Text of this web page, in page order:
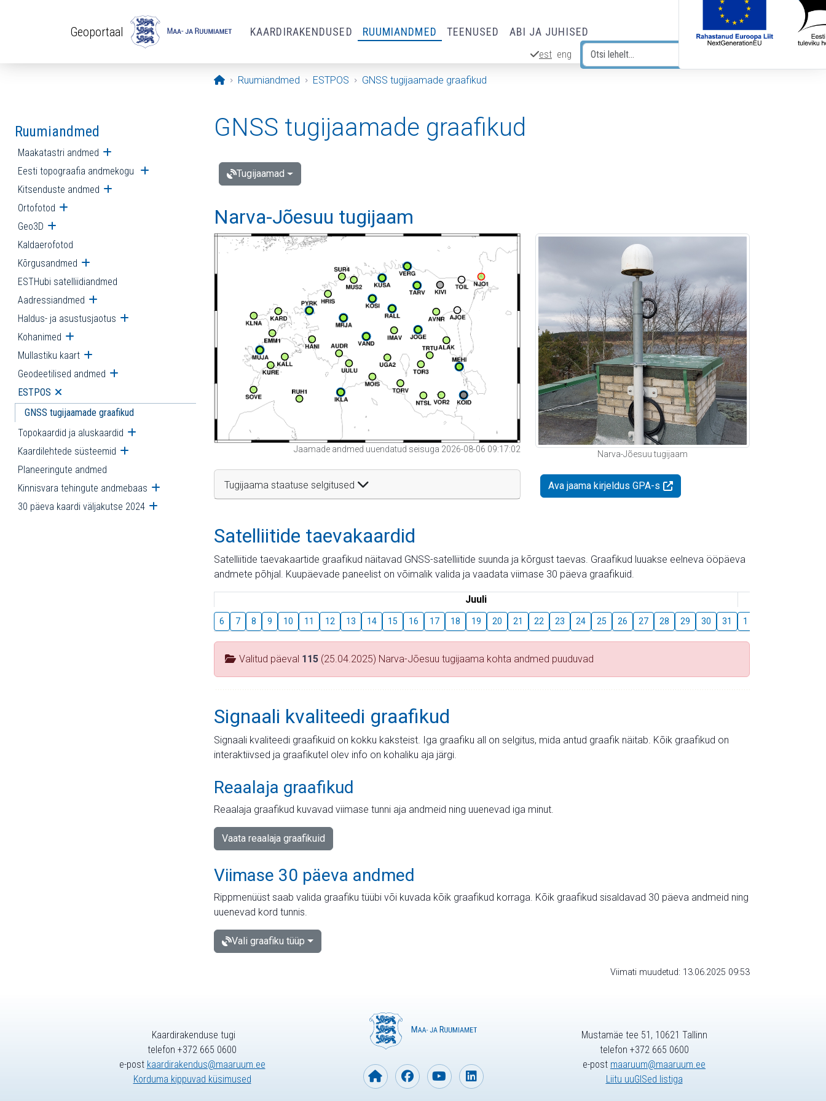
Geoportaal KAARDIRAKENDUSED RUUMIANDMED TEENUSED ABI JA JUHISED
est eng
Avaleht
Ruumiandmed ESTPOS GNSS tugijaamade graafikud
Ruumiandmed
Maakatastri andmed Ava alammenüü
Eesti topograafia andmekogu Ava alammenüü
Kitsenduste andmed Ava alammenüü
Ortofotod Ava alammenüü
Geo3D Ava alammenüü
Kaldaerofotod
Kõrgusandmed Ava alammenüü
ESTHubi satelliidiandmed
Aadressiandmed Ava alammenüü
Haldus- ja asustusjaotus Ava alammenüü
Kohanimed Ava alammenüü
Mullastiku kaart Ava alammenüü
Geodeetilised andmed Ava alammenüü
ESTPOS Ava alammenüü
GNSS tugijaamade graafikud
Topokaardid ja aluskaardid Ava alammenüü
Kaardilehtede süsteemid Ava alammenüü
Planeeringute andmed
Kinnisvara tehingute andmebaas Ava alammenüü
30 päeva kaardi väljakutse 2024 Ava alammenüü
GNSS tugijaamade graafikud
Tugijaamad
Narva-Jõesuu tugijaam
Jaamade andmed uuendatud seisuga 2026-08-06 09:17:02
Tugijaama staatuse selgitused
Narva-Jõesuu tugijaam
Ava jaama kirjeldus GPA-s
Satelliitide taevakaardid
Satelliitide taevakaartide graafikud näitavad GNSS-satelliitide suunda ja kõrgust taevas. Graafikud luuakse eelneva ööpäeva
andmete põhjal. Kuupäevade paneelist on võimalik valida ja vaadata viimase 30 päeva graafikuid.
Juuli
6 7 8 9 10 11 12 13 14 15 16 17 18 19 20 21 22 23 24 25 26 27 28 29 30 31 1
Valitud päeval 115 (25.04.2025) Narva-Jõesuu tugijaama kohta andmed puuduvad
Signaali kvaliteedi graafikud
Signaali kvaliteedi graafikuid on kokku kaksteist. Iga graafiku all on selgitus, mida antud graafik näitab. Kõik graafikud on
interaktiivsed ja graafikutel olev info on kohaliku aja järgi.
Reaalaja graafikud
Reaalaja graafikud kuvavad viimase tunni aja andmeid ning uuenevad iga minut.
Vaata reaalaja graafikuid
Viimase 30 päeva andmed
Rippmenüüst saab valida graafiku tüübi või kuvada kõik graafikud korraga. Kõik graafikud sisaldavad 30 päeva andmeid ning
uuenevad kord tunnis.
Vali graafiku tüüp
Viimati muudetud: 13.06.2025 09:53
Kaardirakenduse tugi
telefon +372 665 0600
e-post kaardirakendus@maaruum.ee
Korduma kippuvad küsimused
Mustamäe tee 51, 10621 Tallinn
telefon +372 665 0600
e-post maaruum@maaruum.ee
Liitu uuGISed listiga